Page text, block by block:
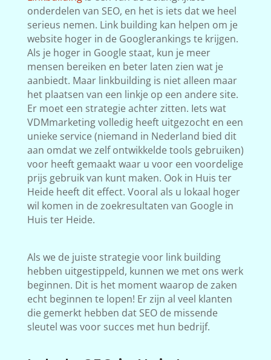
onderdelen van SEO, en het is iets dat we heel
serieus nemen. Link building kan helpen om je
website hoger in de Googlerankings te krijgen.
Als je hoger in Google staat, kun je meer
mensen bereiken en beter laten zien wat je
aanbiedt. Maar linkbuilding is niet alleen maar
het plaatsen van een linkje op een andere site.
Er moet een strategie achter zitten. Iets wat
VDMmarketing volledig heeft uitgezocht en een
unieke service (niemand in Nederland bied dit
aan omdat we zelf ontwikkelde tools gebruiken)
voor heeft gemaakt waar u voor een voordelige
prijs gebruik van kunt maken. Ook in Huis ter
Heide heeft dit effect. Vooral als u lokaal hoger
wil komen in de zoekresultaten van Google in
Huis ter Heide.
Als we de juiste strategie voor link building
hebben uitgestippeld, kunnen we met ons werk
beginnen. Dit is het moment waarop de zaken
echt beginnen te lopen! Er zijn al veel klanten
die gemerkt hebben dat SEO de missende
sleutel was voor succes met hun bedrijf.